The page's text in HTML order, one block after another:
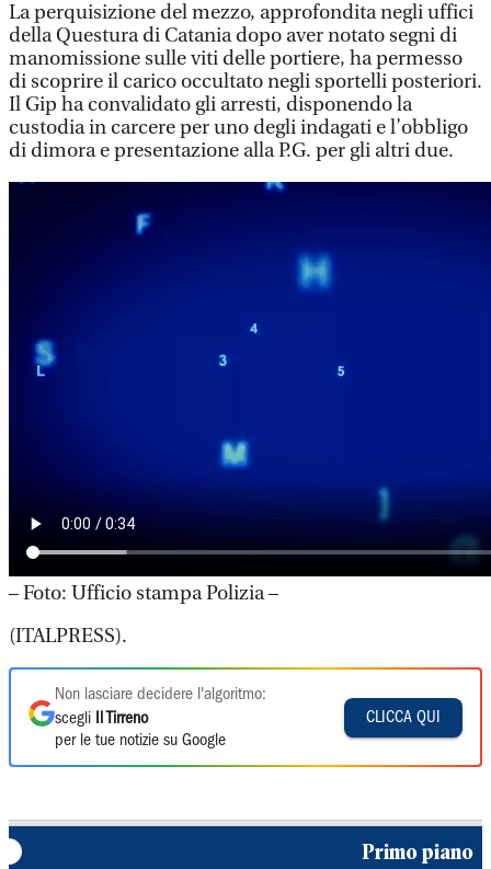
La perquisizione del mezzo, approfondita negli uffici
della Questura di Catania dopo aver notato segni di
manomissione sulle viti delle portiere, ha permesso
di scoprire il carico occultato negli sportelli posteriori.
Il Gip ha convalidato gli arresti, disponendo la
custodia in carcere per uno degli indagati e l’obbligo
di dimora e presentazione alla P.G. per gli altri due.
– Foto: Ufficio stampa Polizia –
(ITALPRESS).
Non lasciare decidere l'algoritmo:
scegli
Il Tirreno
per le tue notizie su Google
CLICCA QUI
Primo piano